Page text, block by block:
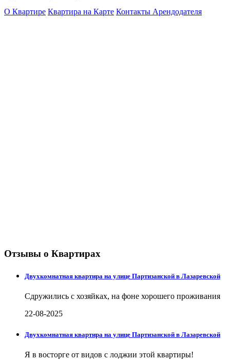
О Квартире Квартира на Карте Контакты Арендодателя
Отзывы о Квартирах
Двухкомнатная квартира на улице Партизанской в Лазаревской
Сдружились с хозяйках, на фоне хорошего проживания
22-08-2025
Двухкомнатная квартира на улице Партизанской в Лазаревской
Я в восторге от видов с лоджии этой квартиры!